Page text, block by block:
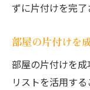
ずに片付けを完了
部屋の片付けを
部屋の片付けを
リストを活用す